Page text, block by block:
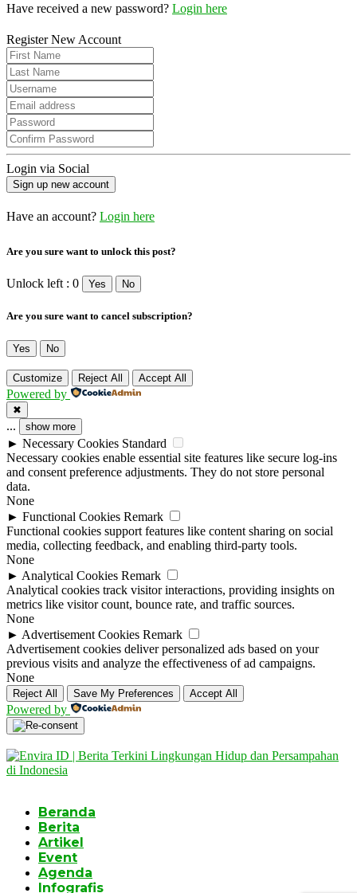
Have received a new password? Login here
Register New Account
Login via Social
Have an account? Login here
Are you sure want to unlock this post?
Unlock left : 0 Yes No
Are you sure want to cancel subscription?
Yes No
Customize Reject All Accept All
Powered by
✖
... show more
► Necessary Cookies Standard
Necessary cookies enable essential site features like secure log-ins
and consent preference adjustments. They do not store personal
data.
None
► Functional Cookies Remark
Functional cookies support features like content sharing on social
media, collecting feedback, and enabling third-party tools.
None
► Analytical Cookies Remark
Analytical cookies track visitor interactions, providing insights on
metrics like visitor count, bounce rate, and traffic sources.
None
► Advertisement Cookies Remark
Advertisement cookies deliver personalized ads based on your
previous visits and analyze the effectiveness of ad campaigns.
None
Reject All Save My Preferences Accept All
Powered by
Beranda
Berita
Artikel
Event
Agenda
Infografis